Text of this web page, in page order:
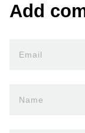
Add
Email
Name